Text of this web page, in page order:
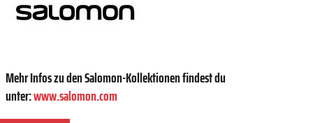
Mehr Infos zu den Salomon-Kollektionen findest du
unter:www.salomon.com